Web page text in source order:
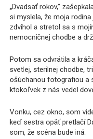
„Dvadsať rokov,“
si myslela, že moja
zdvihol a stretol sa s
nemocničnej chodbe a
Potom sa odvrátila a
svetlej, sterilnej chodbe,
ošúchanou fotografiou a
ktokoľvek z nás vedel
Vonku, cez okno, som
keď sestra opäť pretlačí
som, že scéna bude iná.